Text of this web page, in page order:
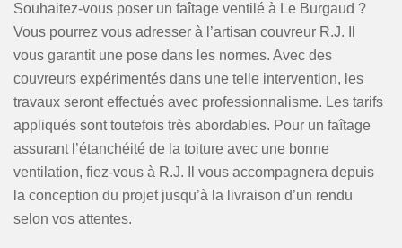
Souhaitez-vous poser un faîtage ventilé à Le Burgaud ?
Vous pourrez vous adresser à l’artisan couvreur R.J. Il
vous garantit une pose dans les normes. Avec des
couvreurs expérimentés dans une telle intervention, les
travaux seront effectués avec professionnalisme. Les tarifs
appliqués sont toutefois très abordables. Pour un faîtage
assurant l’étanchéité de la toiture avec une bonne
ventilation, fiez-vous à R.J. Il vous accompagnera depuis
la conception du projet jusqu’à la livraison d’un rendu
selon vos attentes.